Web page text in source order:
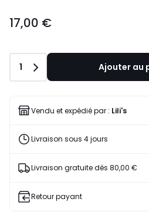
€.
17,00 €
Quantité
1 Ajouter au
Vendu et expédié par : Lili's
Livraison sous 4 jours
Livraison gratuite dès 80,00 €
Retour payant